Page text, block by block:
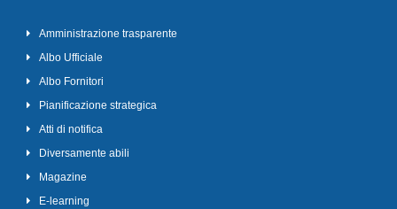
Amministrazione trasparente
Albo Ufficiale
Albo Fornitori
Pianificazione strategica
Atti di notifica
Diversamente abili
Magazine
E-learning